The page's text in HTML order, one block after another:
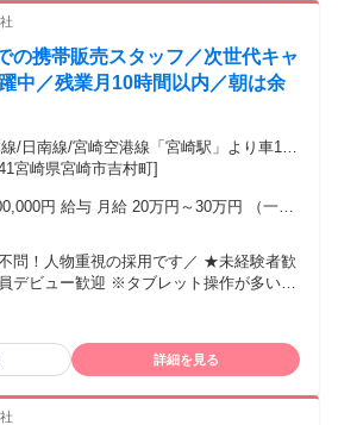
の携帯販売スタッフ／次世代キャ
中／残業月10時間以内／朝は余
/日南線/宮崎空港線「宮崎駅」より車10
宮崎県宮崎市吉村町]
円 給与 月給 20万円～30万円 （一律
大月20万円の支給実績あり 交通費：
※経験やスキルを考慮のうえ決定しま
全額支給します。
問！人物重視の採用です／ ★未経験者歓
タブレット操作が多いの
方 ・仕事も休みも大事にしたい方 ・学
未経験入社の
ッフ ・アパレル店員 ・美容部員 ・イベ
詳細を見る